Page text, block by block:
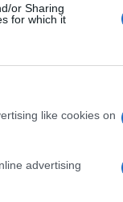
or Sharing
for which it
like cookies on
advertising